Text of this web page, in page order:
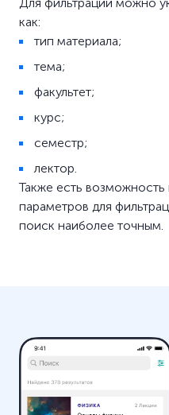
как:
тип материала;
тема;
факультет;
курс;
семестр;
лектор.
Также есть
параметров для
поиск наиболее точным.